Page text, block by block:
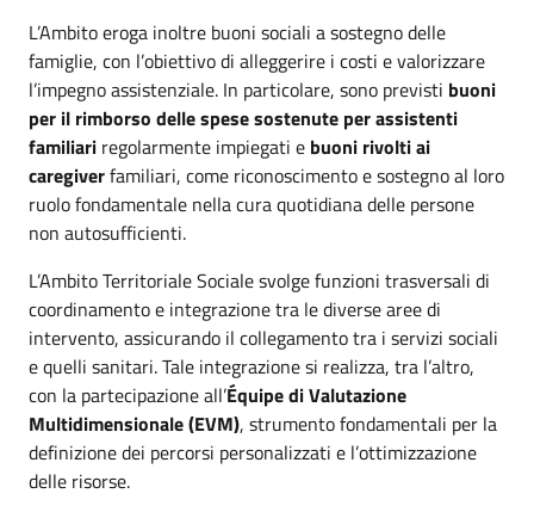
L’Ambito eroga inoltre buoni sociali a sostegno delle
famiglie, con l’obiettivo di alleggerire i costi e valorizzare
l’impegno assistenziale. In particolare, sono previsti buoni
per il rimborso delle spese sostenute per assistenti
familiari regolarmente impiegati e buoni rivolti ai
caregiverfamiliari, come riconoscimento e sostegno al loro
ruolo fondamentale nella cura quotidiana delle persone
non autosufficienti.
L’Ambito Territoriale Sociale svolge funzioni trasversali di
coordinamento e integrazione tra le diverse aree di
intervento, assicurando il collegamento tra i servizi sociali
e quelli sanitari. Tale integrazione si realizza, tra l’altro,
con la partecipazione all’Équipe di Valutazione
Multidimensionale (EVM), strumento fondamentali per la
definizione dei percorsi personalizzati e l’ottimizzazione
delle risorse.